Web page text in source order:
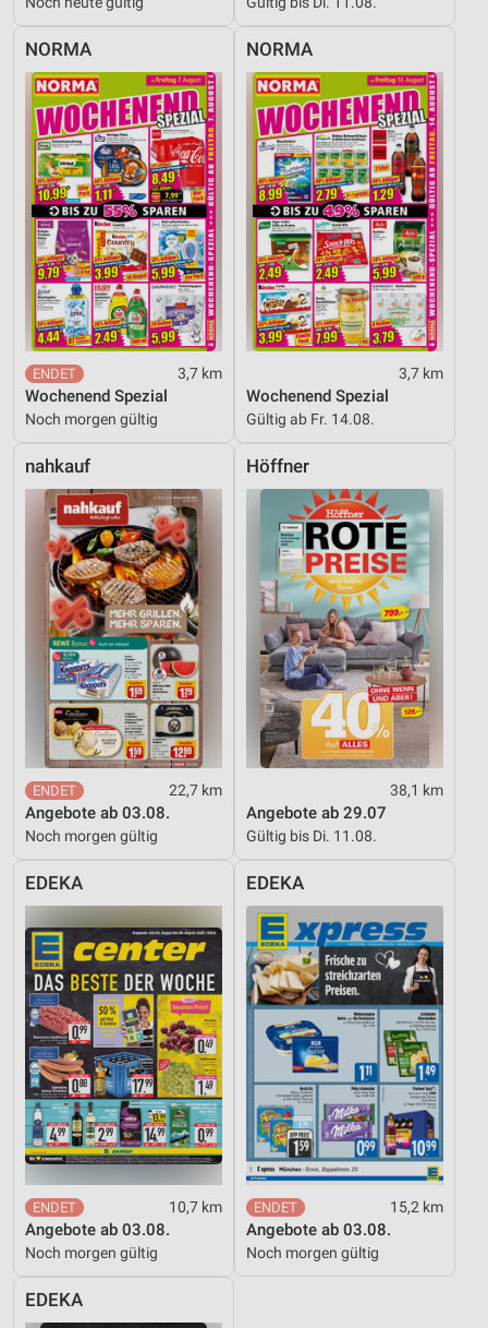
NORMA
3,7 km
Wochenend Spezial
Noch morgen gültig
NORMA
3,7 km
Wochenend Spezial
Gültig ab Fr. 14.08.
nahkauf
22,7 km
Angebote ab 03.08.
Noch morgen gültig
Höffner
38,1 km
Angebote ab 29.07
Gültig bis Di. 11.08.
EDEKA
10,7 km
Angebote ab 03.08.
Noch morgen gültig
EDEKA
15,2 km
Angebote ab 03.08.
Noch morgen gültig
EDEKA